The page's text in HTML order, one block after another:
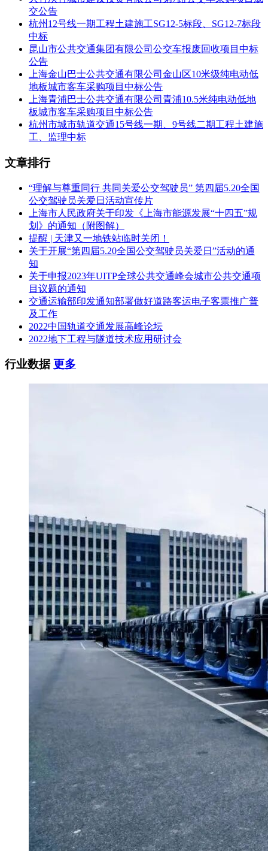
交公告
杭州12号线一期工程土建施工SG12-5标段、SG12-7标段
中标
昆山市公共交通集团有限公司公交车报废回收项目中标
公告
上海金山巴士公共交通有限公司金山区10米级纯电动低
地板城市客车采购项目中标公告
上海青浦巴士公共交通有限公司青浦10.5米纯电动低地
板城市客车采购项目中标公告
杭州市城市轨道交通15号线一期、9号线二期工程土建施
工、监理中标
文章排行
“理解与尊重同行 共同关爱公交驾驶员” 第四届5.20全国
公交驾驶员关爱日活动宣传片
上海市人民政府关于印发《上海市能源发展“十四五”规
划》的通知（附图解）
提醒 | 天津又一地铁站临时关闭！
关于开展“第四届5.20全国公交驾驶员关爱日”活动的通
知
关于申报2023年UITP全球公共交通峰会城市公共交通项
目议题的通知
交通运输部印发通知部署做好道路客运电子客票推广普
及工作
2022中国轨道交通发展高峰论坛
2022地下工程与隧道技术应用研讨会
行业数据更多